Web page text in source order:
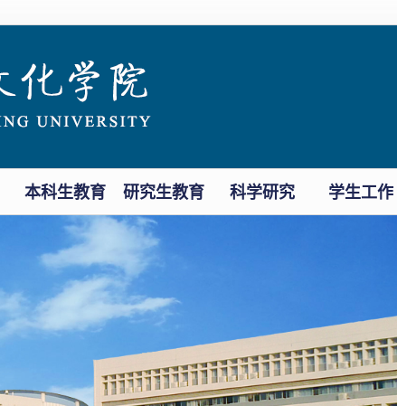
本科生教育 研究生教育 科学研究 学生工作